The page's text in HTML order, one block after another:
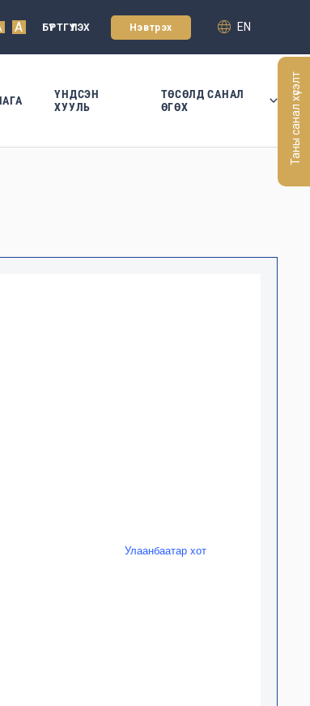
A БҮРТГҮҮЛЭХ Нэвтрэх EN
ҮНДСЭН
ХУУЛЬ
ТӨСӨЛД САНАЛ
ӨГӨХ
Улаанбаатар хот
Таны санал хүсэлт